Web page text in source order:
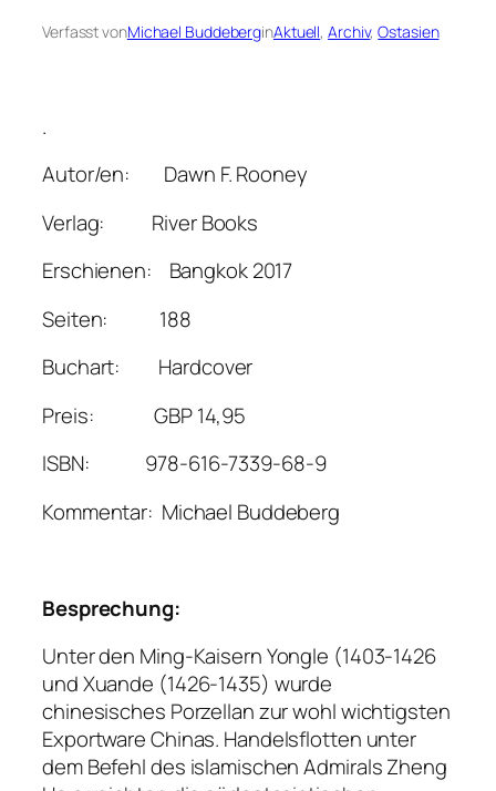
Verfasst vonMichael BuddeberginAktuell, Archiv, Ostasien
.
Autor/en: Dawn F. Rooney
Verlag: River Books
Erschienen: Bangkok 2017
Seiten: 188
Buchart: Hardcover
Preis: GBP 14,95
ISBN: 978-616-7339-68-9
Kommentar: Michael Buddeberg
Besprechung:
Unter den Ming-Kaisern Yongle (1403-1426
und Xuande (1426-1435) wurde
chinesisches Porzellan zur wohl wichtigsten
Exportware Chinas. Handelsflotten unter
dem Befehl des islamischen Admirals Zheng